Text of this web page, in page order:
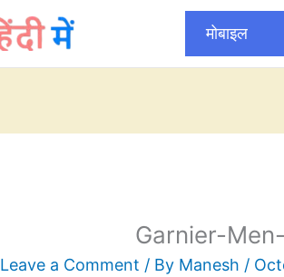
मोबाइल
Garnier-
Leave a Comment / By Manesh /